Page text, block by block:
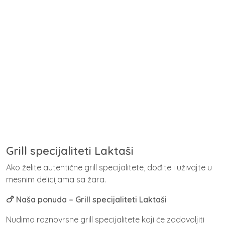
Grill specijaliteti Laktaši
Ako želite autentične grill specijalitete, dođite i uživajte u
mesnim delicijama sa žara.
🍗 Naša ponuda – Grill specijaliteti Laktaši
Nudimo raznovrsne grill specijalitete koji će zadovoljiti